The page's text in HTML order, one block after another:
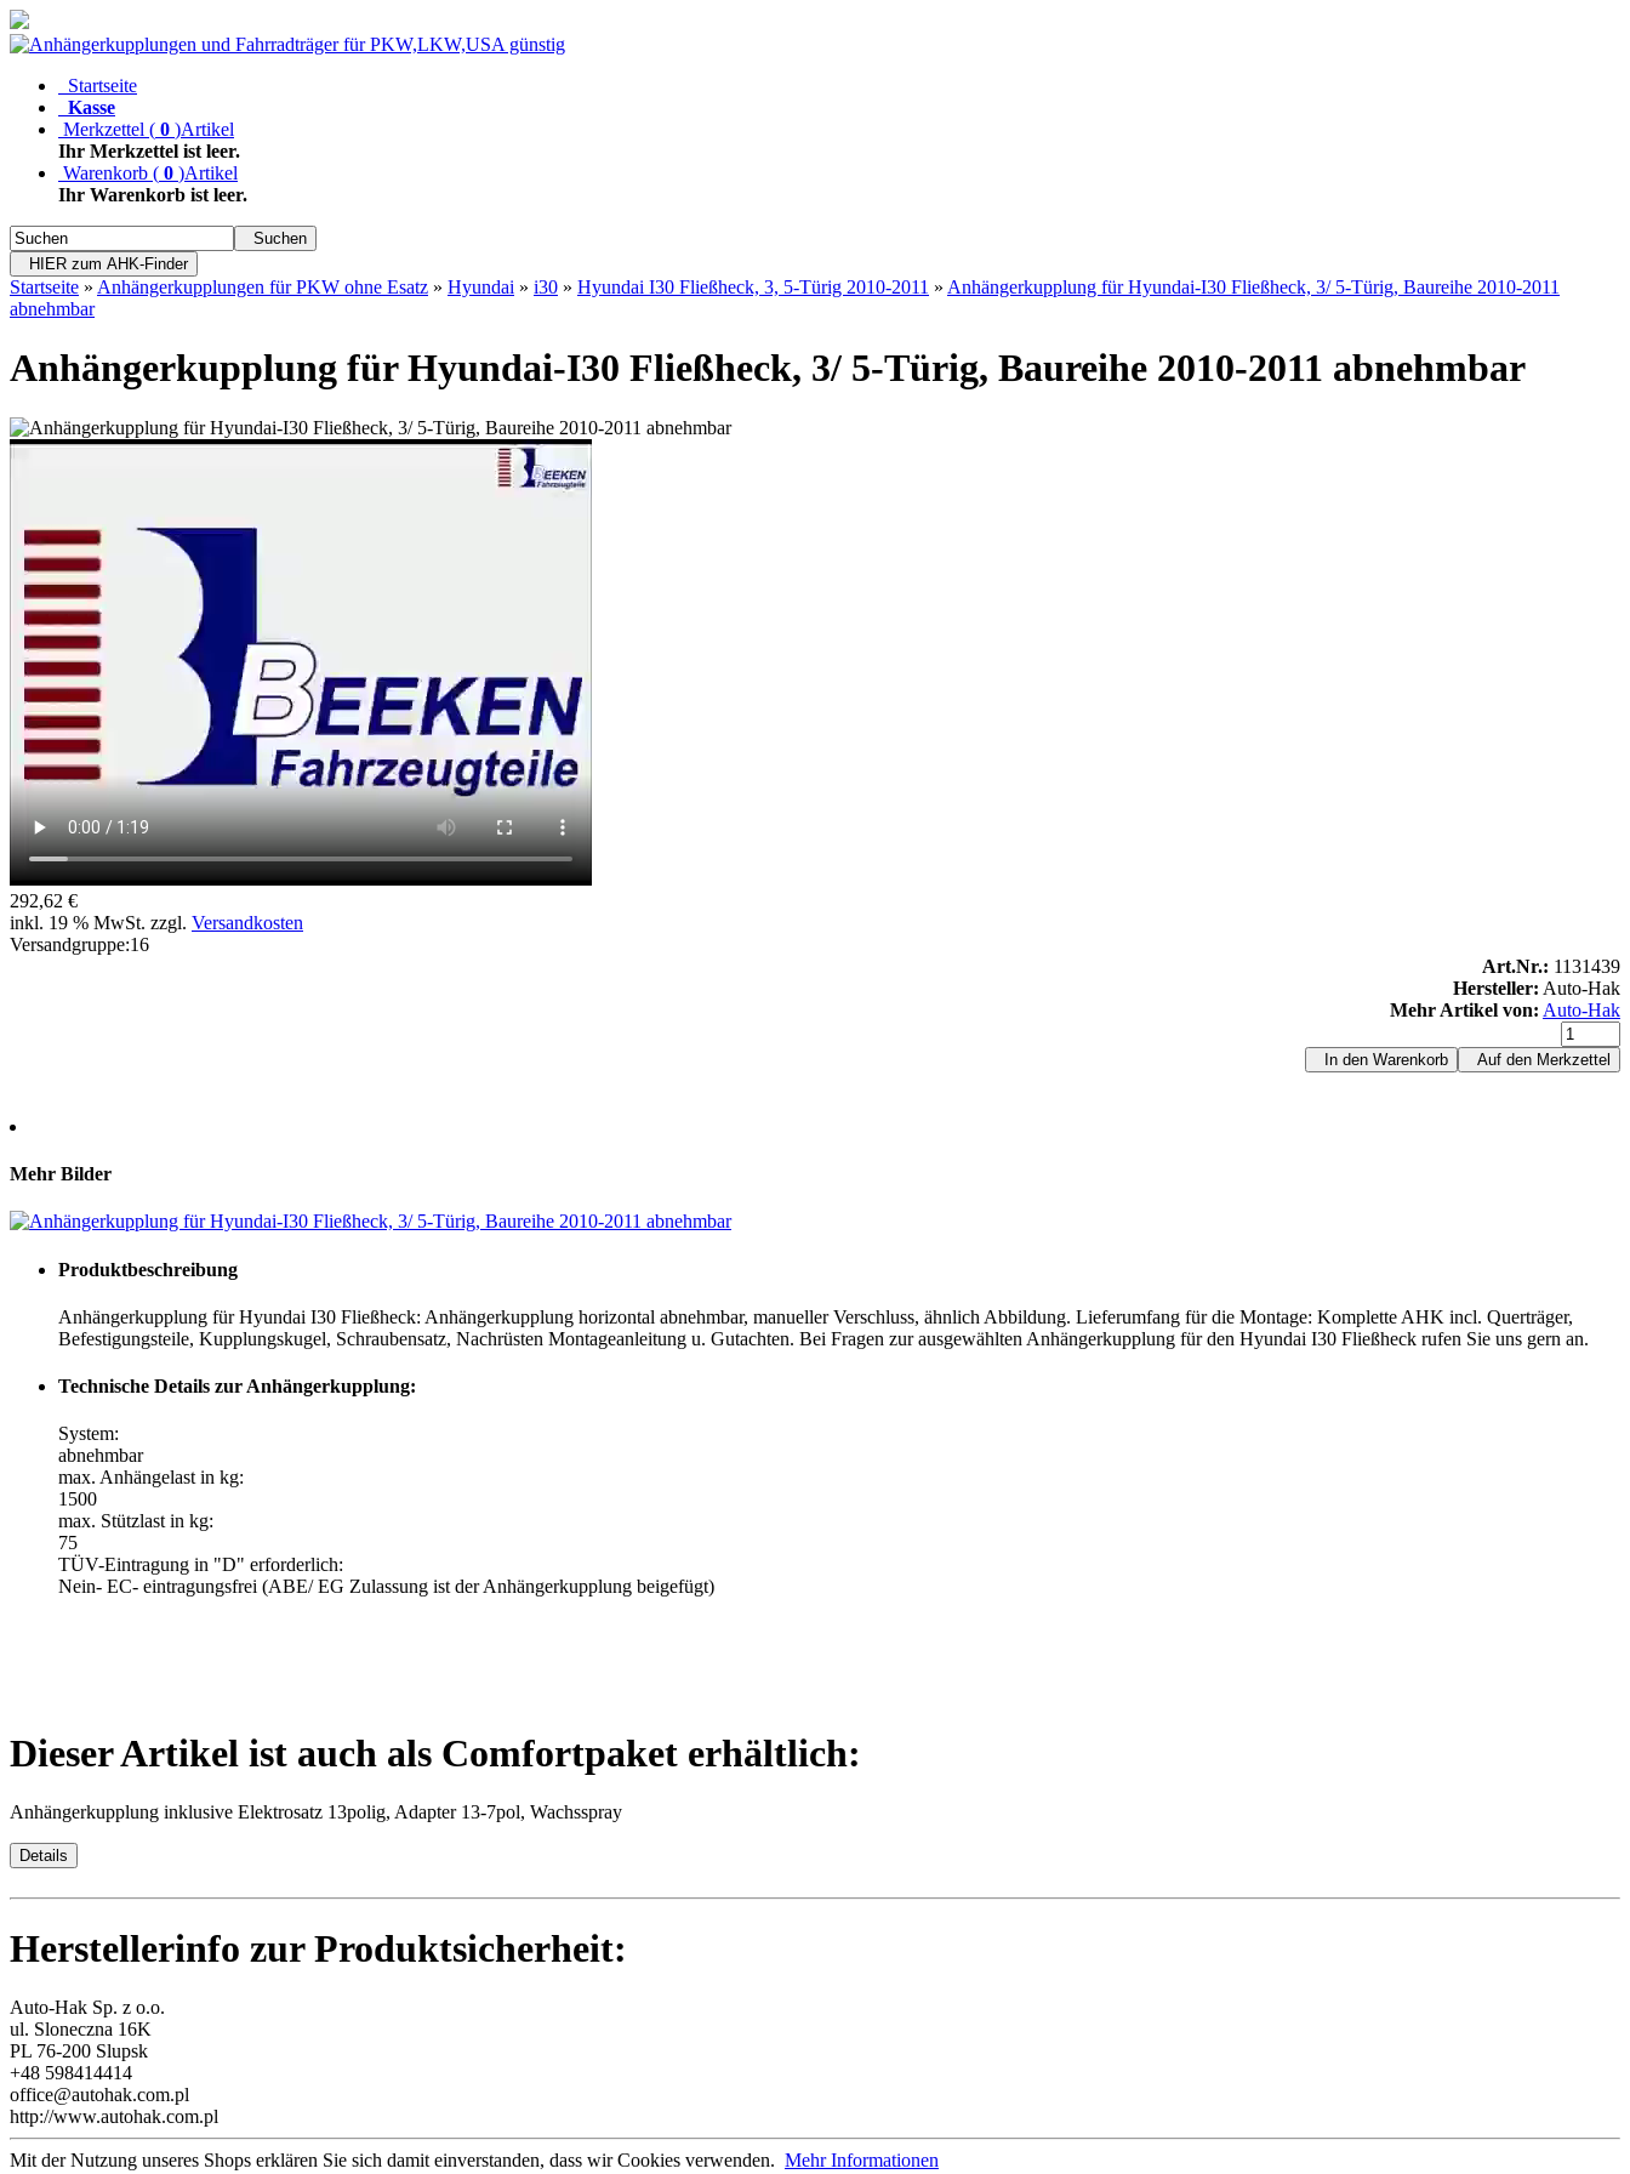
Startseite
Kasse
Merkzettel ( 0 )Artikel
Ihr Merkzettel ist leer.
Warenkorb ( 0 )Artikel
Ihr Warenkorb ist leer.
Suchen
HIER zum AHK-Finder
Startseite » Anhängerkupplungen für PKW ohne Esatz » Hyundai » i30 » Hyundai I30 Fließheck, 3, 5-Türig 2010-2011 » Anhängerkupplung für Hyundai-I30 Fließheck, 3/ 5-Türig, Baureihe 2010-2011
abnehmbar
Anhängerkupplung für Hyundai-I30 Fließheck, 3/ 5-Türig, Baureihe 2010-2011 abnehmbar
292,62 €
inkl. 19 % MwSt. zzgl. Versandkosten
Versandgruppe:16
Art.Nr.: 1131439
Hersteller: Auto-Hak
Mehr Artikel von: Auto-Hak
In den Warenkorb Auf den Merkzettel
Mehr Bilder
Produktbeschreibung
Anhängerkupplung für Hyundai I30 Fließheck: Anhängerkupplung horizontal abnehmbar, manueller Verschluss, ähnlich Abbildung. Lieferumfang für die Montage: Komplette AHK incl. Querträger,
Befestigungsteile, Kupplungskugel, Schraubensatz, Nachrüsten Montageanleitung u. Gutachten. Bei Fragen zur ausgewählten Anhängerkupplung für den Hyundai I30 Fließheck rufen Sie uns gern an.
Technische Details zur Anhängerkupplung:
System:
abnehmbar
max. Anhängelast in kg:
1500
max. Stützlast in kg:
75
TÜV-Eintragung in "D" erforderlich:
Nein- EC- eintragungsfrei (ABE/ EG Zulassung ist der Anhängerkupplung beigefügt)
Dieser Artikel ist auch als Comfortpaket erhältlich:
Anhängerkupplung inklusive Elektrosatz 13polig, Adapter 13-7pol, Wachsspray
Details
Herstellerinfo zur Produktsicherheit:
Auto-Hak Sp. z o.o.
ul. Sloneczna 16K
PL 76-200 Slupsk
+48 598414414
office@autohak.com.pl
http://www.autohak.com.pl
Mit der Nutzung unseres Shops erklären Sie sich damit einverstanden, dass wir Cookies verwenden. Mehr Informationen